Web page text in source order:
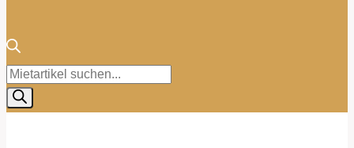
Products
search